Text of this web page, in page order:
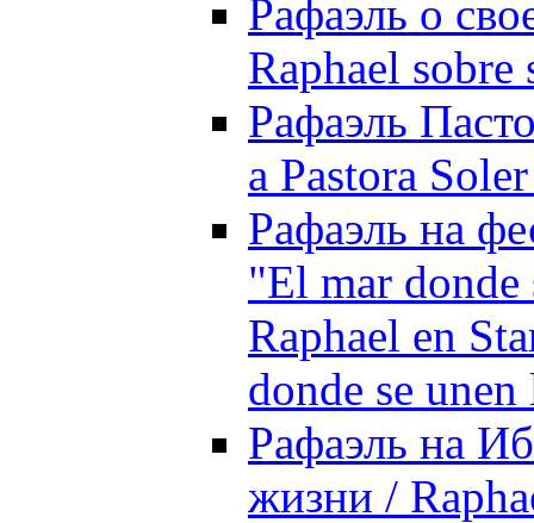
Рафаэль о
Raphael
Рафаэль
a Pastora
Рафаэль на
"El mar donde
Raphael en
donde se
Рафаэль на
жизни /